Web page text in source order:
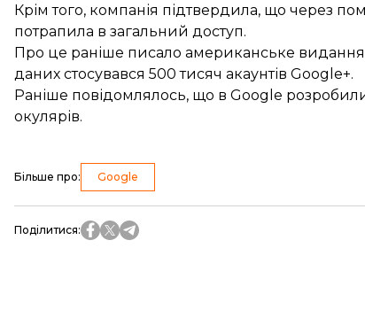
Крім того, компанія підтвердила, що через
потрапила в загальний доступ.
Про це раніше писало американське
даних стосувався 500 тисяч акаунтів Google+.
Раніше повідомлялось, що в Google
окулярів.
Більше про: Google
Поділитися: